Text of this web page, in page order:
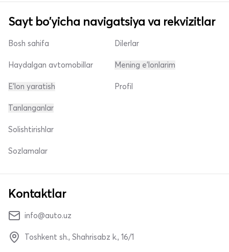
Sayt bo'yicha navigatsiya va rekvizitlar
Bosh sahifa
Haydalgan avtomobillar
E'lon yaratish
Dilerlar
Mening e'lonlarim
Profil
Tanlanganlar
Solishtirishlar
Sozlamalar
Kontaktlar
info@auto.uz
Toshkent sh., Shahrisabz k., 16/1